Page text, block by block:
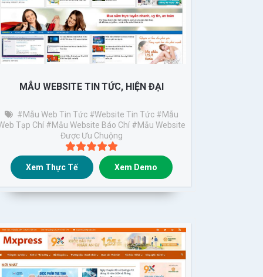
MẪU WEBSITE TIN TỨC, HIỆN ĐẠI
#Mẫu Web Tin Tức #website Tin Tức #mẫu
Tạp Chí #mẫu Website Báo Chí #mẫu Website
Được Ưu Chuộng
Xem Thực Tế Xem Demo